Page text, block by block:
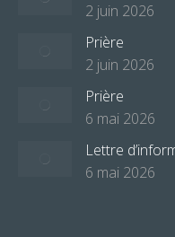
2 juin 2026
Prière
2 juin 2026
Prière
6 mai 2026
Lettre
6 mai 2026